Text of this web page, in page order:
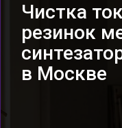
Чистка
резинок
в Москве